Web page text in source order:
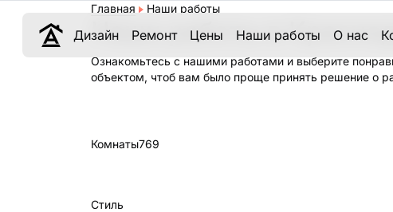
Дизайн Ремонт Цены Наши работы О нас
Главная Наши работы
Наши работы в
Ознакомьтесь с нашими работами и выберите
объектом, чтоб вам было проще принять решение о
Комнаты769
Стиль